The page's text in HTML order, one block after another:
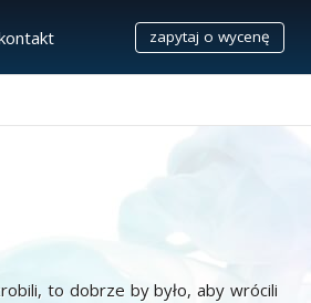
zapytaj o wycenę
to dobrze by było, aby wrócili